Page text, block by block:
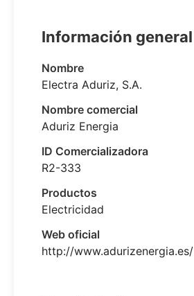
Información general
Nombre
Electra Aduriz, S.A.
Nombre comercial
Aduriz Energia
ID Comercializadora
R2-333
Productos
Electricidad
Web oficial
http://www.adurizenergia.es/